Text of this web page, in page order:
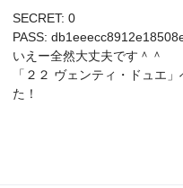
SECRET: 0
PASS:
いえー全然大丈夫です＾＾
「２２ ヴェンティ・ドュエ
た！